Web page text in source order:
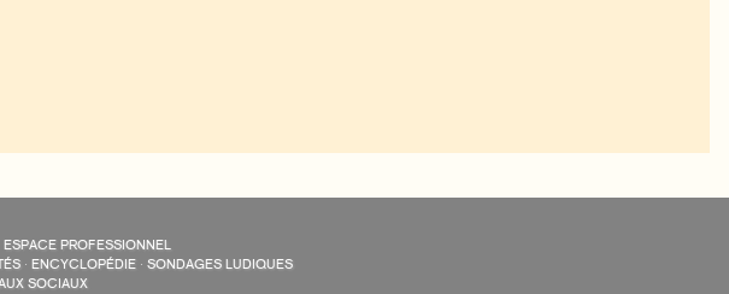
ESPACE PROFESSIONNEL
· ENCYCLOPÉDIE · SONDAGES LUDIQUES
SOCIAUX